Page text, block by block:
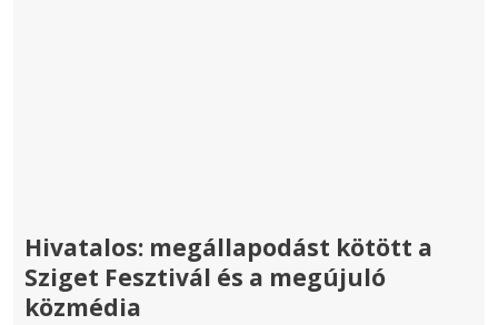
Hivatalos: megállapodást kötött a
Sziget Fesztivál és a megújuló
közmédia